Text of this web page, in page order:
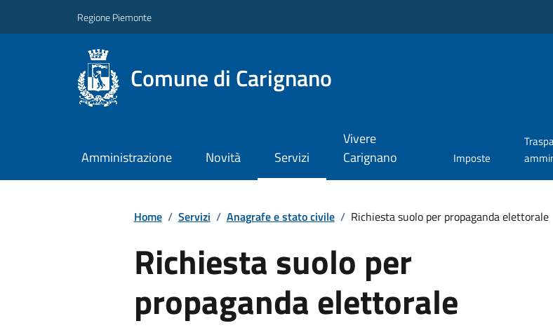
Regione Piemonte
Comune di Carignano
Amministrazione Novità Servizi
Vivere
Carignano
Imposte
Home / Servizi / Anagrafe e stato civile / Richiesta suolo per propaganda elettorale
Richiesta suolo per
propaganda elettorale